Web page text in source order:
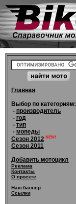
Главная
Выбор по категориям:
- производитель
- год
- тип
- мопеды
Сезон 2012 NEW!
Сезон 2011
Добавить мотоцикл
Реклама
Контакты
О проекте
Наш баннер
Ссылки